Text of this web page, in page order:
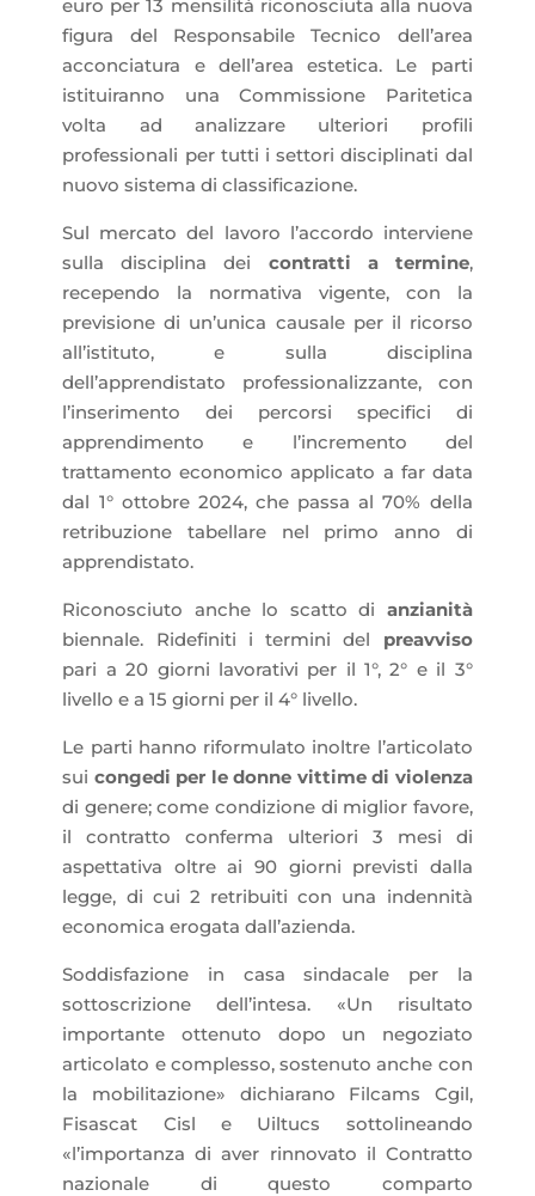
euro per 13 mensilità riconosciuta alla nuova
figura del Responsabile Tecnico dell’area
acconciatura e dell’area estetica. Le parti
istituiranno una Commissione Paritetica
volta ad analizzare ulteriori profili
professionali per tutti i settori disciplinati dal
nuovo sistema di classificazione.
Sul mercato del lavoro l’accordo interviene
sulla disciplina dei contratti a termine,
recependo la normativa vigente, con la
previsione di un’unica causale per il ricorso
all’istituto, e sulla disciplina
dell’apprendistato professionalizzante, con
l’inserimento dei percorsi specifici di
apprendimento e l’incremento del
trattamento economico applicato a far data
dal 1° ottobre 2024, che passa al 70% della
retribuzione tabellare nel primo anno di
apprendistato.
Riconosciuto anche lo scatto di anzianità
biennale. Ridefiniti i termini del preavviso
pari a 20 giorni lavorativi per il 1°, 2° e il 3°
livello e a 15 giorni per il 4° livello.
Le parti hanno riformulato inoltre l’articolato
sui congedi per le donne vittime di violenza
di genere; come condizione di miglior favore,
il contratto conferma ulteriori 3 mesi di
aspettativa oltre ai 90 giorni previsti dalla
legge, di cui 2 retribuiti con una indennità
economica erogata dall’azienda.
Soddisfazione in casa sindacale per la
sottoscrizione dell’intesa. «Un risultato
importante ottenuto dopo un negoziato
articolato e complesso, sostenuto anche con
la mobilitazione» dichiarano Filcams Cgil,
Fisascat Cisl e Uiltucs sottolineando
«l’importanza di aver rinnovato il Contratto
nazionale di questo comparto